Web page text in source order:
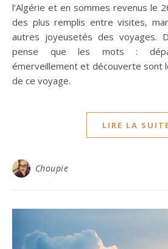
l’Algérie et en sommes revenus le
des plus remplis entre visites,
autres joyeusetés des voyages.
pense que les mots :
émerveillement et découverte sont
de ce voyage.
LIRE LA
Choupie